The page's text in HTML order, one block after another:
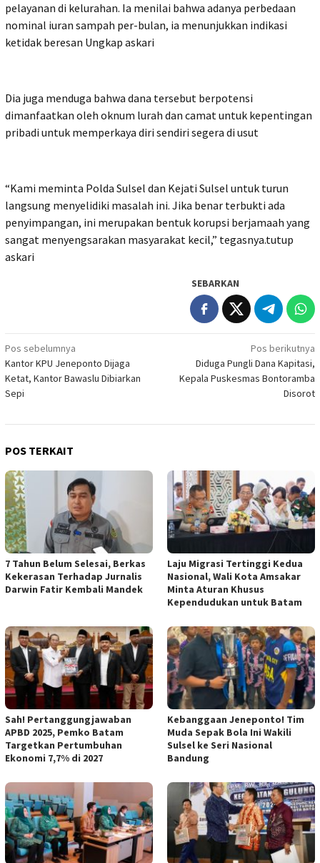
pelayanan di kelurahan. Ia menilai bahwa adanya perbedaan
nominal iuran sampah per-bulan, ia menunjukkan indikasi
ketidak beresan Ungkap askari
Dia juga menduga bahwa dana tersebut berpotensi
dimanfaatkan oleh oknum lurah dan camat untuk kepentingan
pribadi untuk memperkaya diri sendiri segera di usut
“Kami meminta Polda Sulsel dan Kejati Sulsel untuk turun
langsung menyelidiki masalah ini. Jika benar terbukti ada
penyimpangan, ini merupakan bentuk korupsi berjamaah yang
sangat menyengsarakan masyarakat kecil,” tegasnya.tutup
askari
SEBARKAN
Navigasi
pos
Pos sebelumnya
Kantor KPU Jeneponto Dijaga
Ketat, Kantor Bawaslu Dibiarkan
Sepi
Pos berikutnya
Diduga Pungli Dana Kapitasi,
Kepala Puskesmas Bontoramba
Disorot
POS TERKAIT
7 Tahun Belum Selesai, Berkas
Kekerasan Terhadap Jurnalis
Darwin Fatir Kembali Mandek
Laju Migrasi Tertinggi Kedua
Nasional, Wali Kota Amsakar
Minta Aturan Khusus
Kependudukan untuk Batam
Sah! Pertanggungjawaban
APBD 2025, Pemko Batam
Targetkan Pertumbuhan
Ekonomi 7,7% di 2027
Kebanggaan Jeneponto! Tim
Muda Sepak Bola Ini Wakili
Sulsel ke Seri Nasional
Bandung